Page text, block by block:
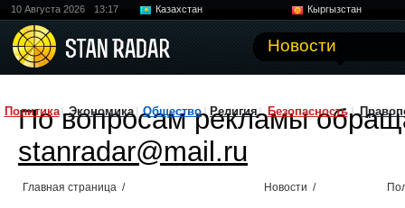
10 Августа 2026 13:17 Казахстан
Кыргызстан
Новости
Политика Экономика Общество Религия Безопасность
По вопросам рекламы
stanradar@mail.ru
Главная страница / Новости /